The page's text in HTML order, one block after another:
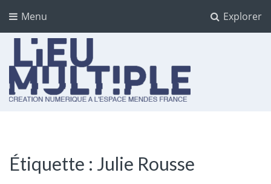
Explorer
Menu
Étiquette : Julie Rousse